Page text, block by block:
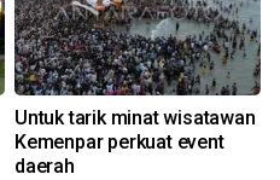
Untuk tarik minat wisatawan
Kemenpar perkuat event
daerah